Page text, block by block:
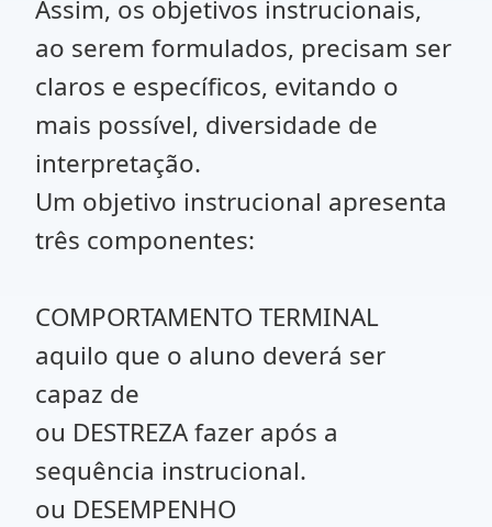
Assim, os objetivos instrucionais,
ao serem formulados, precisam ser
claros e específicos, evitando o
mais possível, diversidade de
interpretação.
Um objetivo instrucional apresenta
três componentes:
COMPORTAMENTO TERMINAL
aquilo que o aluno deverá ser
capaz de
ou DESTREZA fazer após a
sequência instrucional.
ou DESEMPENHO